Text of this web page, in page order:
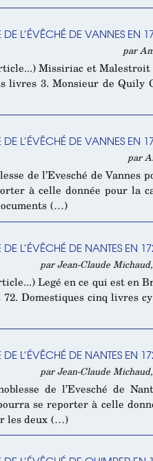
L’ÉVÊCHÉ DE VANNES EN
par
Missiriac et
livres 3. Monsieur de Quily
L’ÉVÊCHÉ DE VANNES EN
par
de l’Evesché de Vannes
à celle donnée pour la
(…)
L’ÉVÊCHÉ DE NANTES EN
par Jean-Claude
Legé en ce qui est en
Domestiques cinq livres
L’ÉVÊCHÉ DE NANTES EN
par Jean-Claude
de l’Evesché de
se reporter à celle
les deux (…)